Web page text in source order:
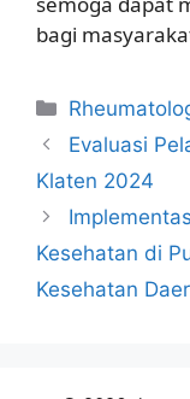
bagi
Kategori
Evaluasi
Klaten 2024
Kesehatan di
Kesehatan